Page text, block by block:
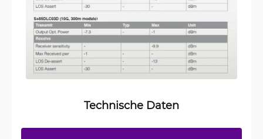
Technische Daten